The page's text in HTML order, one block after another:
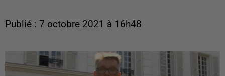
Publié : 7 octobre 2021 à 16h48